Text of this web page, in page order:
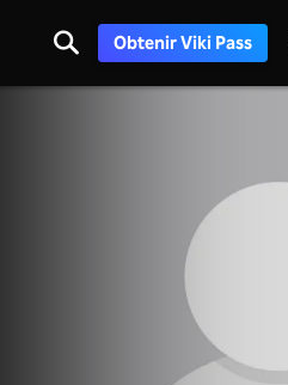
Obtenir Viki Pass